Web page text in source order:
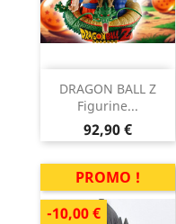
DRAGON BALL Z
Figurine...
Prix
92,90 €
PROMO !
-10,00 €